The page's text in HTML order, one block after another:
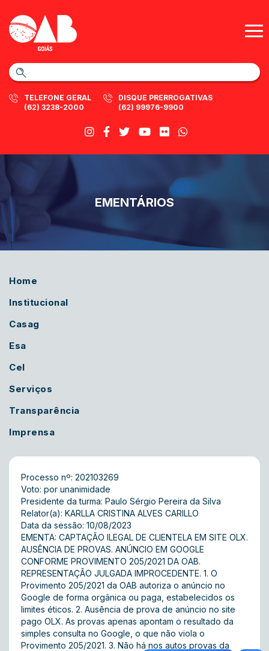
TELEFONE GERAL
(62) 3238-2000
DISQUE PRERROGATIVAS
(62) 99976-9900
EMENTÁRIOS
Home
Institucional
Casag
Esa
Cel
Serviços
Transparência
Imprensa
Processo nº: 202103269
Voto: por unanimidade
Presidente da turma: Paulo Sérgio Pereira da Silva
Relator(a): KARLLA CRISTINA ALVES CARILLO
Data da sessão: 10/08/2023
EMENTA: CAPTAÇÃO ILEGAL DE CLIENTELA EM SITE OLX.
AUSÊNCIA DE PROVAS. ANÚNCIO EM GOOGLE
CONFORME PROVIMENTO 205/2021 DA OAB.
REPRESENTAÇÃO JULGADA IMPROCEDENTE. 1. O
Provimento 205/2021 da OAB autoriza o anúncio no
Google de forma orgânica ou paga, estabelecidos os
limites éticos. 2. Ausência de prova de anúncio no site
pago OLX. As provas apenas apontam o resultado da
simples consulta no Google, o que não viola o
Provimento 205/2021. 3. Não há nos autos provas da